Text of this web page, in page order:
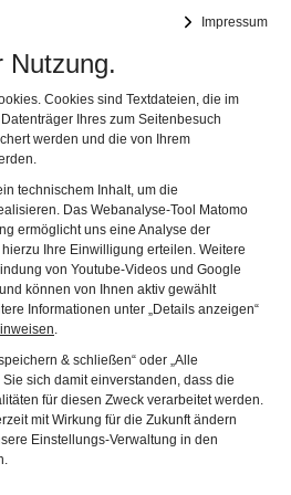
Impressum
Nutzung.
Cookies sind Textdateien, die im
Ihres zum Seitenbesuch
werden und die von Ihrem
technischem Inhalt, um die
Das Webanalyse-Tool Matomo
ermöglicht uns eine Analyse der
Ihre Einwilligung erteilen. Weitere
von Youtube-Videos und Google
können von Ihnen aktiv gewählt
Informationen unter „Details anzeigen“
.
& schließen“ oder „Alle
sich damit einverstanden, dass die
für diesen Zweck verarbeitet werden.
mit Wirkung für die Zukunft ändern
Einstellungs-Verwaltung in den
Museen und ihre inklusiven
nutzen Sie bitte die
die jeweilige
auf der Unterseite "Museen"